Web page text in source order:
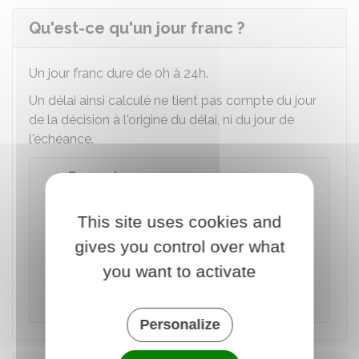
Qu'est-ce qu'un jour franc ?
Un jour franc dure de 0h à 24h.
Un délai ainsi calculé ne tient pas compte du jour
de la décision à l'origine du délai, ni du jour de
l'échéance.
Exemple
dimanche, il est reporté au lundi. Si le délai
s'achève un jour férié, il est reporté d'un jour.
Ainsi, si un délai s'achève un samedi et le
lundi suivant est un jour férié, il est reporté au
This site uses cookies and
gives you control over what
you want to activate
Personalize